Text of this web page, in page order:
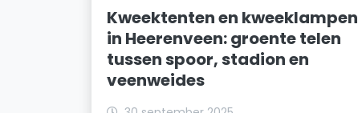
Kweektenten en kweeklampen
in Heerenveen: groente telen
tussen spoor, stadion en
veenweides